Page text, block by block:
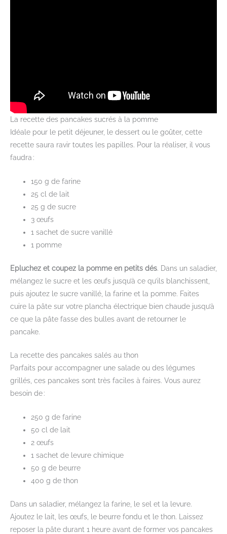
La recette des pancakes sucrés à la pomme
Idéale pour le petit déjeuner, le dessert ou le goûter, cette
recette saura ravir toutes les papilles. Pour la réaliser, il vous
faudra :
150 g de farine
25 cl de lait
25 g de sucre
3 œufs
1 sachet de sucre vanillé
1 pomme
Epluchez et coupez la pomme en petits dés. Dans un saladier,
mélangez le sucre et les œufs jusqu’à ce qu’ils blanchissent,
puis ajoutez le sucre vanillé, la farine et la pomme. Faites
cuire la pâte sur votre plancha électrique bien chaude jusqu’à
ce que la pâte fasse des bulles avant de retourner le
pancake.
La recette des pancakes salés au thon
Parfaits pour accompagner une salade ou des légumes
grillés, ces pancakes sont très faciles à faires. Vous aurez
besoin de :
250 g de farine
50 cl de lait
2 œufs
1 sachet de levure chimique
50 g de beurre
400 g de thon
Dans un saladier, mélangez la farine, le sel et la levure.
Ajoutez le lait, les œufs, le beurre fondu et le thon. Laissez
reposer la pâte durant 1 heure avant de former vos pancakes